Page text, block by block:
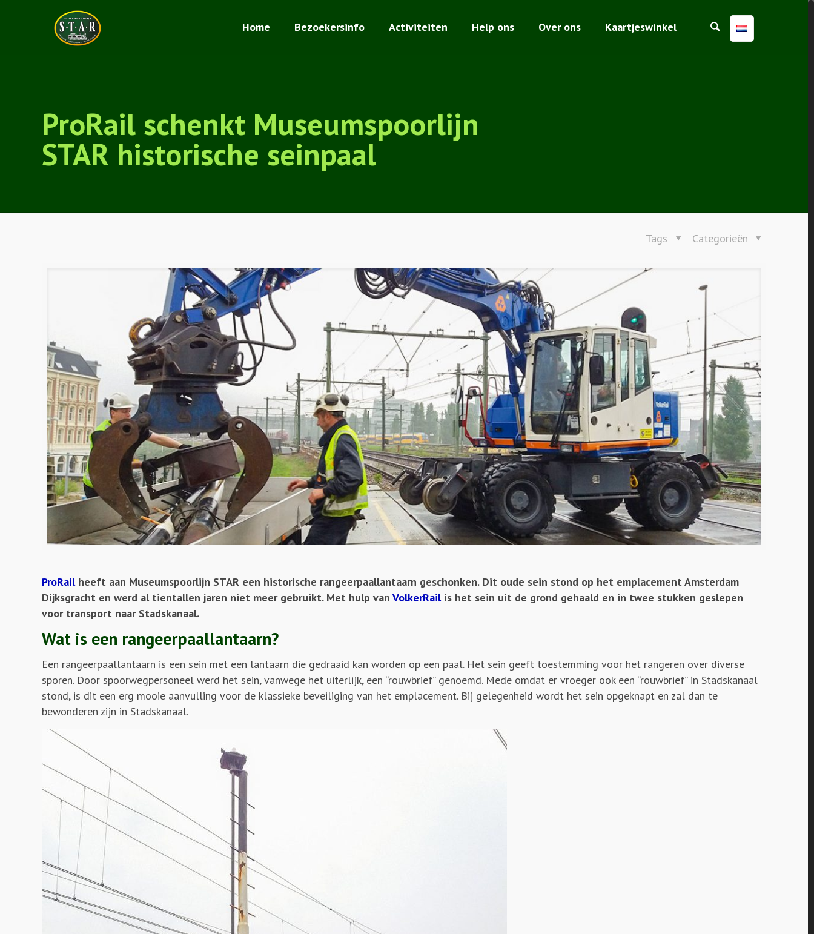
Home Bezoekersinfo Activiteiten Help ons Over ons Kaartjeswinkel
ProRail schenkt Museumspoorlijn
STAR historische seinpaal
Categorieën
Tags
ProRailheeft aan Museumspoorlijn STAR een historische rangeerpaallantaarn geschonken. Dit oude sein stond op het emplacement Amsterdam
Dijksgracht en werd al tientallen jaren niet meer gebruikt. Met hulp vanVolkerRailis het sein uit de grond gehaald en in twee stukken geslepen
voor transport naar Stadskanaal.
Wat is een rangeerpaallantaarn?
Een rangeerpaallantaarn is een sein met een lantaarn die gedraaid kan worden op een paal. Het sein geeft toestemming voor het rangeren over diverse
sporen. Door spoorwegpersoneel werd het sein, vanwege het uiterlijk, een “rouwbrief” genoemd. Mede omdat er vroeger ook een “rouwbrief” in Stadskanaal
stond, is dit een erg mooie aanvulling voor de klassieke beveiliging van het emplacement. Bij gelegenheid wordt het sein opgeknapt en zal dan te
bewonderen zijn in Stadskanaal.